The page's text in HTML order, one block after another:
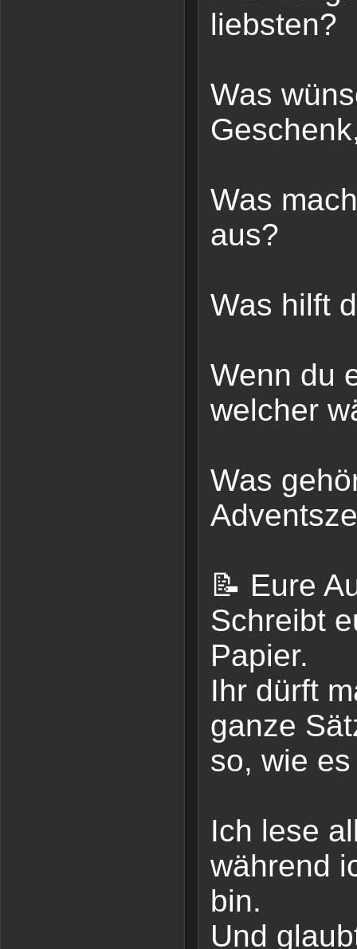
liebsten?
Was
Was
aus?
Was hilft
Wenn du
welcher
Was
📝 Eure
Schreibt
Papier.
Ihr dürft
ganze
so, wie
Ich lese
während
bin.
Und